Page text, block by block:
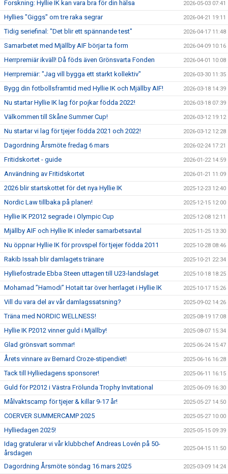
Forskning: Hyllie IK kan vara bra för din hälsa 2026-05-03 07:41
Hyllies "Giggs" om tre raka segrar 2026-04-21 19:11
Tidig seriefinal: "Det blir ett spännande test" 2026-04-17 11:48
Samarbetet med Mjällby AIF börjar ta form 2026-04-09 10:16
Herrpremiär ikväll! Då föds även Grönsvarta Fonden 2026-04-01 10:08
Herrpremiär: "Jag vill bygga ett starkt kollektiv" 2026-03-30 11:35
Bygg din fotbollsframtid med Hyllie IK och Mjällby AIF! 2026-03-18 14:39
Nu startar Hyllie IK lag för pojkar födda 2022! 2026-03-18 07:39
Välkommen till Skåne Summer Cup! 2026-03-12 19:12
Nu startar vi lag för tjejer födda 2021 och 2022! 2026-03-12 12:28
Dagordning Årsmöte fredag 6 mars 2026-02-24 17:21
Fritidskortet - guide 2026-01-22 14:59
Användning av Fritidskortet 2026-01-21 11:09
2026 blir startskottet för det nya Hyllie IK 2025-12-23 12:40
Nordic Law tillbaka på planen! 2025-12-15 12:00
Hyllie IK P2012 segrade i Olympic Cup 2025-12-08 12:11
Mjällby AIF och Hyllie IK inleder samarbetsavtal 2025-11-25 13:30
Nu öppnar Hyllie IK för provspel för tjejer födda 2011 2025-10-28 08:46
Rakib Issah blir damlagets tränare 2025-10-21 22:34
Hylliefostrade Ebba Steen uttagen till U23-landslaget 2025-10-18 18:25
Mohamad ”Hamodi” Hotait tar över herrlaget i Hyllie IK 2025-10-17 15:26
Vill du vara del av vår damlagssatsning? 2025-09-02 14:26
Träna med NORDIC WELLNESS! 2025-08-19 17:08
Hyllie IK P2012 vinner guld i Mjällby! 2025-08-07 15:34
Glad grönsvart sommar! 2025-06-24 15:47
Årets vinnare av Bernard Croze-stipendiet! 2025-06-16 16:28
Tack till Hylliedagens sponsorer! 2025-06-11 16:15
Guld för P2012 i Västra Frölunda Trophy Invitational 2025-06-09 16:30
Målvaktscamp för tjejer & killar 9-17 år! 2025-05-27 14:50
COERVER SUMMERCAMP 2025 2025-05-27 10:00
Hylliedagen 2025! 2025-05-15 09:39
Idag gratulerar vi vår klubbchef Andreas Lovén på 50-
årsdagen
2025-04-15 11:50
Dagordning Årsmöte söndag 16 mars 2025 2025-03-09 14:24